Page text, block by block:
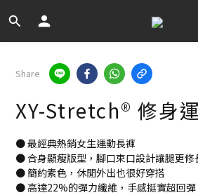
Share
XY-Stretch® 修身
● 最經典熱銷女生運動長褲
● 合身顯瘦版型，腳口束口設計讓腿更修
● 簡約素色，休閒外出也很好穿搭
● 高達22%的彈力纖維，手感挺實超回彈